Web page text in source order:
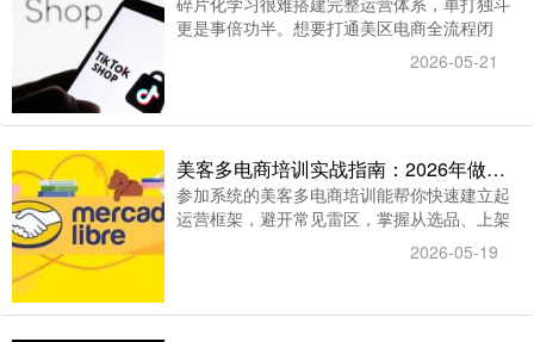
更是事倍功半。想要打通美区电商全流程闭
环，TikTok全链路课搭配智赢ERP工具，能实
现课程赋能+工具增效的双重助力，帮卖家轻松
2026-05-21
美客多电商培训实战指南：2026年做美客多，如何用智赢ERP赚钱？
参加系统的美客多电商培训能帮你快速建立起
运营框架，避开常见雷区，掌握从选品、上架
到营销推广的本地化策略。比如，一些深耕拉
美的服务商提供的培训，就会聚焦“跨境+本
心。
2026-05-19